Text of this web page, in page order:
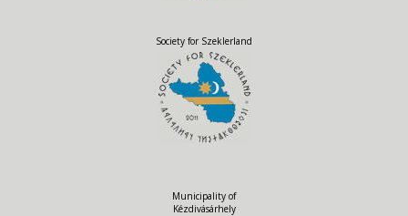
Society for Szeklerland
Municipality of
Kézdivásárhely